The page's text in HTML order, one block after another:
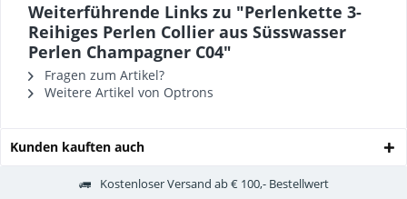
Weiterführende Links zu "Perlenkette 3-
Reihiges Perlen Collier aus Süsswasser
Perlen Champagner C04"
Fragen zum Artikel?
Weitere Artikel von Optrons
Kunden kauften auch
Kostenloser Versand ab € 100,- Bestellwert